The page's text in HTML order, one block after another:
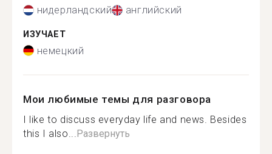
нидерландский английский
ИЗУЧАЕТ
немецкий
Мои любимые темы для разговора
I like to discuss everyday life and news. Besides
this I also... Развернуть